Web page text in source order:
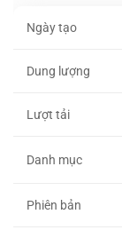
Ngày tạo
Dung lượng
Lượt tải
Danh mục
Phiên bản